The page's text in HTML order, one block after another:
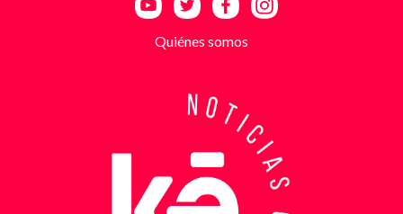
la supuesta “capacidad de pago” de cada víctima. A
antiextorsión que se extendió por varios sectores
investigadores revisaron más de 200 cámaras de
seguridad públicas y privadas, además de analizar
cerca de 300 horas de grabaciones, con el objetivo
de reconstruir los movimientos de los sospechosos
y establecer patrones de comportamiento. Ese
seguimiento permitió identificar no solo el punto y
la modalidad de entrega del dinero, sino también la
Quiénes somos